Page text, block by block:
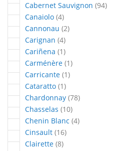
Cabernet Sauvignon 94articles
Canaiolo 4articles
Cannonau 2articles
Carignan 4articles
Cariñena 1article
Carménère 1article
Carricante 1article
Cataratto 1article
Chardonnay 78articles
Chasselas 10articles
Chenin Blanc 4articles
Cinsault 16articles
Clairette 8articles